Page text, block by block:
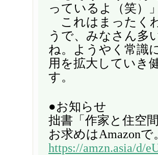
っているよ（笑）
これはまったく
うで、みなさん多
ね。ようやく常識
用を拡大していき
す。
●お知らせ
拙書「作家と住空
お求めはAmazonで
https://amzn.asia/d/